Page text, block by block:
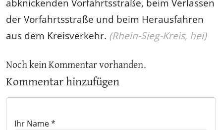
abknickenden Vorfahrtsstraße, beim Verlassen
der Vorfahrtsstraße und beim Herausfahren
aus dem Kreisverkehr. (Rhein-Sieg-Kreis, hei)
Noch kein Kommentar vorhanden.
Kommentar hinzufügen
Ihr Name *